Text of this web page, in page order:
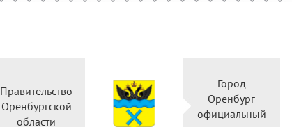
Правительство
Оренбургской
области
Город
Оренбург
официальный